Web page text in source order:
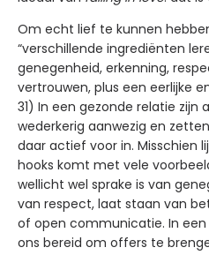
Om echt lief te kunnen
“verschillende ingrediënten
genegenheid, erkenning,
vertrouwen, plus een eerlijke
31) In een gezonde relatie zijn
wederkerig aanwezig en
daar actief voor in. Misschien
hooks komt met vele
wellicht wel sprake is van
van respect, laat staan van
of open communicatie. In
ons bereid om offers te